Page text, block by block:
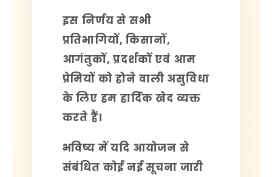
इस निर्णय से सभी
प्रतिभागियों, किसानों,
आगंतुकों, प्रदर्शकों एवं आम
प्रेमियों को होने वाली असुविधा
के लिए हम हार्दिक खेद व्यक्त
करते हैं।
भविष्य में यदि आयोजन से
संबंधित कोई नई सूचना जारी